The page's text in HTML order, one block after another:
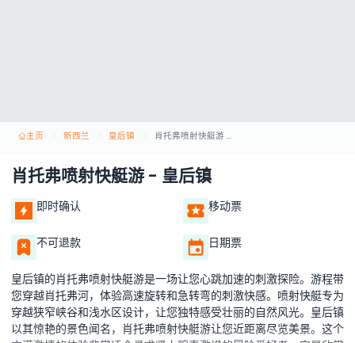
主页 新西兰 皇后镇 肖托弗喷射快艇游 - 皇后镇
肖托弗喷射快艇游 - 皇后镇
即时确认 移动票
不可退款 日期票
皇后镇的肖托弗喷射快艇游是一场让您心跳加速的刺激探险。游程带
您穿越肖托弗河，体验高速旋转和急转弯的刺激快感。喷射快艇专为
穿越狭窄峡谷和浅水区设计，让您独特感受壮丽的自然风光。皇后镇
以其惊艳的景色闻名，肖托弗喷射快艇游让您近距离尽览美景。这个